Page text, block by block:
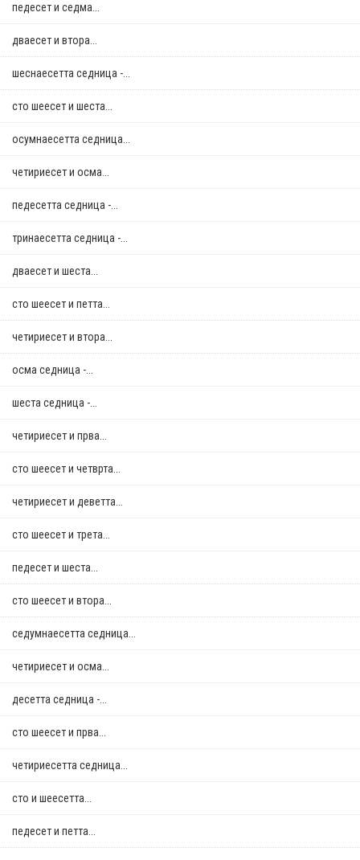
педесет и седма...
дваесет и втора...
шеснаесетта седница -...
сто шеесет и шеста...
осумнaесетта седница...
четириесет и осма...
педесетта седница -...
тринаесетта седница -...
дваесет и шеста...
сто шеесет и петта...
четириесет и втора...
осма седница -...
шеста седница -...
четириесет и прва...
сто шеесет и четврта...
четириесет и деветта...
сто шеесет и трета...
педесет и шеста...
сто шеесет и втора...
седумнаесетта седница...
четириесет и осма...
десетта седница -...
сто шеесет и прва...
четириесетта седница...
сто и шеесетта...
педесет и петта...